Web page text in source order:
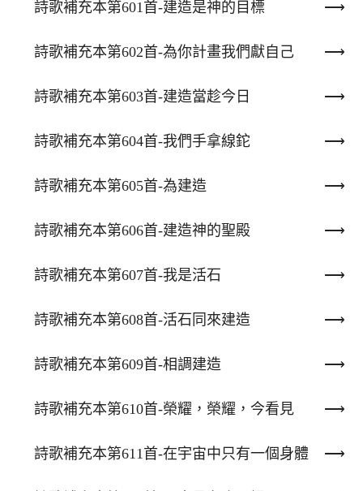
詩歌補充本第601首-建造是神的目標
詩歌補充本第602首-為你計畫我們獻自己
詩歌補充本第603首-建造當趁今日
詩歌補充本第604首-我們手拿線鉈
詩歌補充本第605首-為建造
詩歌補充本第606首-建造神的聖殿
詩歌補充本第607首-我是活石
詩歌補充本第608首-活石同來建造
詩歌補充本第609首-相調建造
詩歌補充本第610首-榮耀，榮耀，今看見
詩歌補充本第611首-在宇宙中只有一個身體